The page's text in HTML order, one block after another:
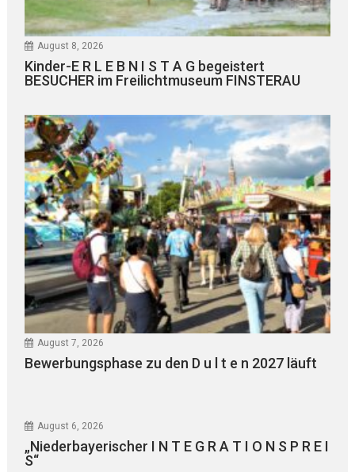
August 8, 2026
Kinder-E R L E B N I S T A G begeistert
BESUCHER im Freilichtmuseum FINSTERAU
August 7, 2026
Bewerbungsphase zu den D u l t e n 2027 läuft
August 6, 2026
„Niederbayerischer I N T E G R A T I O N S P R E I
S“